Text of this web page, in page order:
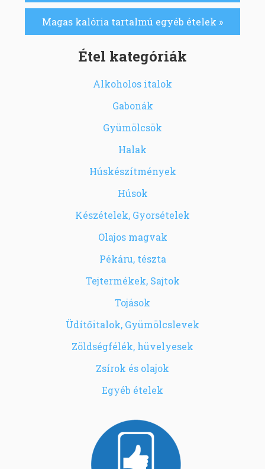
Magas kalória tartalmú egyéb ételek »
Étel kategóriák
Alkoholos italok
Gabonák
Gyümölcsök
Halak
Húskészítmények
Húsok
Készételek, Gyorsételek
Olajos magvak
Pékáru, tészta
Tejtermékek, Sajtok
Tojások
Üdítőitalok, Gyümölcslevek
Zöldségfélék, hüvelyesek
Zsírok és olajok
Egyéb ételek